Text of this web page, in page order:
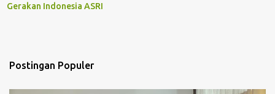
Gerakan Indonesia ASRI
Postingan Populer